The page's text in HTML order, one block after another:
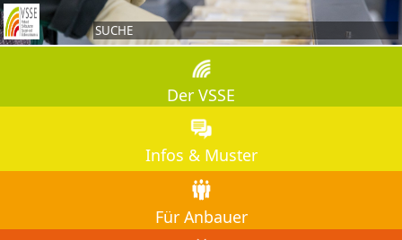
Der VSSE
Infos & Muster
Für Anbauer